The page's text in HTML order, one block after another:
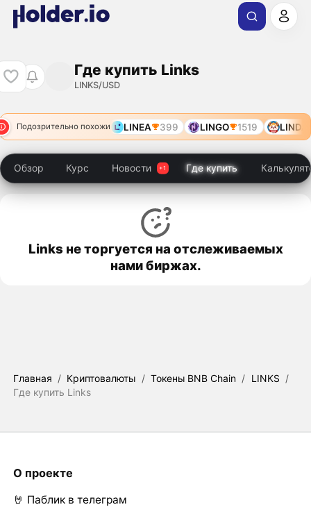
Где купить Links
LINKS/USD
Подозрительно похожи LINEA 399 LINGO 1519 LINDA
Обзор Курс Новости Где купить
Links не торгуется на отслеживаемых
нами биржах.
Главная / Криптовалюты / Токены BNB Chain / LINKS /
Где купить Links
О проекте
🤘 Паблик в телеграм